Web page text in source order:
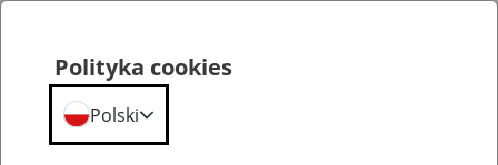
Polityka cookies
Polski